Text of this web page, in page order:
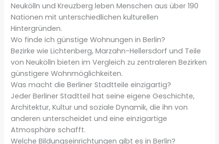
Neukölln und Kreuzberg leben Menschen aus über 190
Nationen mit unterschiedlichen kulturellen
Hintergründen.
Wo finde ich günstige Wohnungen in Berlin?
Bezirke wie Lichtenberg, Marzahn-Hellersdorf und Teile
von Neukölln bieten im Vergleich zu zentraleren Bezirken
günstigere Wohnmöglichkeiten.
Was macht die Berliner Stadtteile einzigartig?
Jeder Berliner Stadtteil hat seine eigene Geschichte,
Architektur, Kultur und soziale Dynamik, die ihn von
anderen unterscheidet und eine einzigartige
Atmosphäre schafft.
Welche Bildungseinrichtungen gibt es in Berlin?